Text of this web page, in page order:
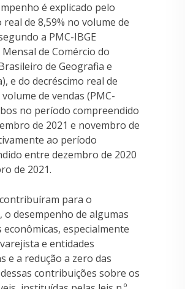
é explicado pelo
real de 8,59% no volume de
a PMC-IBGE
de Comércio do
de Geografia e
e do decréscimo real de
de vendas (PMC-
no período compreendido
de 2021 e novembro de
ao período
entre dezembro de 2020
de 2021.
para o
o desempenho de algumas
econômicas, especialmente
e entidades
e a redução a zero das
contribuições sobre os